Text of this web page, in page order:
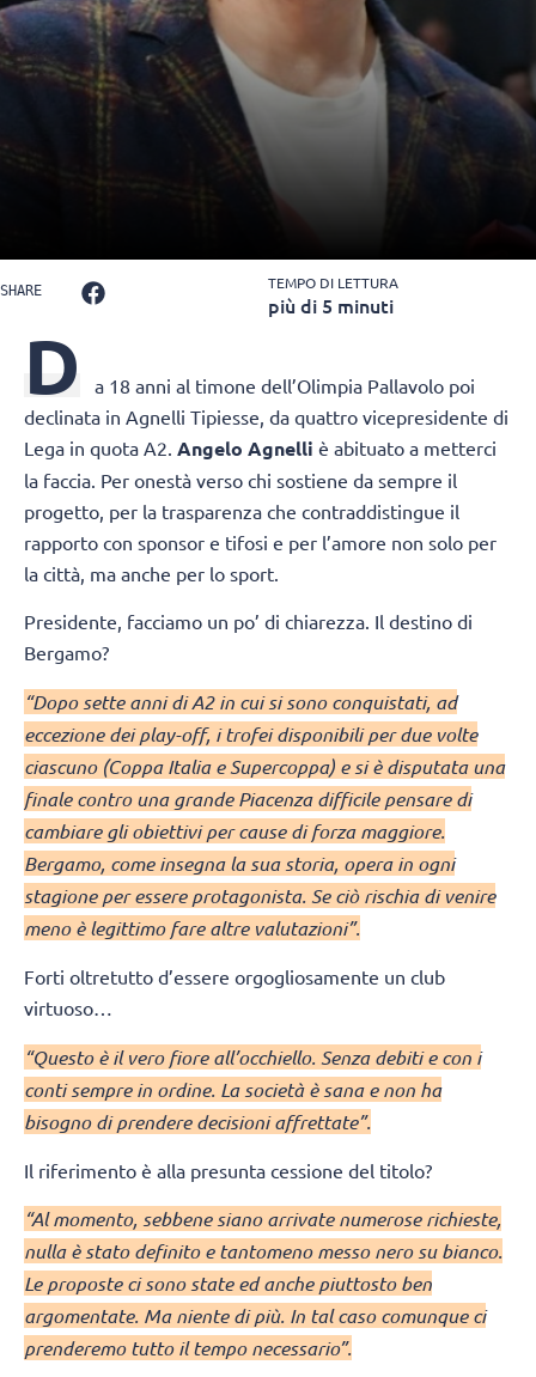
SHARE TEMPO DI LETTURA
più di 5 minuti
D
a 18 anni al timone dell’Olimpia Pallavolo poi
declinata in Agnelli Tipiesse, da quattro vicepresidente di
Lega in quota A2. Angelo Agnelli è abituato a metterci
la faccia. Per onestà verso chi sostiene da sempre il
progetto, per la trasparenza che contraddistingue il
rapporto con sponsor e tifosi e per l’amore non solo per
la città, ma anche per lo sport.
Presidente, facciamo un po’ di chiarezza. Il destino di
Bergamo?
“Dopo sette anni di A2 in cui si sono conquistati, ad
eccezione dei play-off, i trofei disponibili per due volte
ciascuno (Coppa Italia e Supercoppa) e si è disputata una
finale contro una grande Piacenza difficile pensare di
cambiare gli obiettivi per cause di forza maggiore.
Bergamo, come insegna la sua storia, opera in ogni
stagione per essere protagonista. Se ciò rischia di venire
meno è legittimo fare altre valutazioni”.
Forti oltretutto d’essere orgogliosamente un club
virtuoso…
“Questo è il vero fiore all’occhiello. Senza debiti e con i
conti sempre in ordine. La società è sana e non ha
bisogno di prendere decisioni affrettate”.
Il riferimento è alla presunta cessione del titolo?
“Al momento, sebbene siano arrivate numerose richieste,
nulla è stato definito e tantomeno messo nero su bianco.
Le proposte ci sono state ed anche piuttosto ben
argomentate. Ma niente di più. In tal caso comunque ci
prenderemo tutto il tempo necessario”.